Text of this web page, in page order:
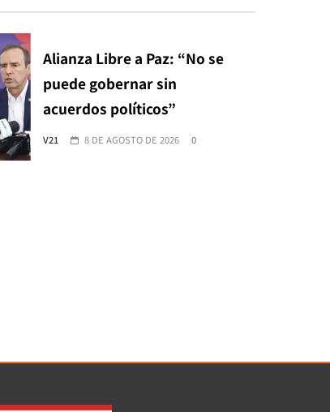
Alianza Libre a Paz: “No se
puede gobernar sin
acuerdos políticos”
V21 8 DE AGOSTO DE 2026 0